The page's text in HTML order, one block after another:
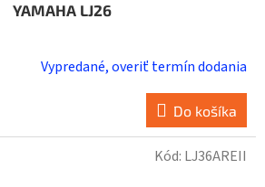
YAMAHA LJ26
Vypredané, overiť termín dodania
Do košíka
Kód: LJ36AREII